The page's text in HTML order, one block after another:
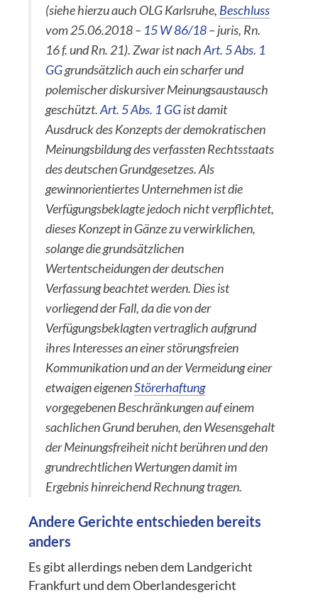
(siehe hierzu auch OLG Karlsruhe, Beschluss
vom 25.06.2018 – 15 W 86/18– juris, Rn.
16 f. und Rn. 21). Zwar ist nachArt. 5 Abs. 1
GGgrundsätzlich auch ein scharfer und
polemischer diskursiver Meinungsaustausch
geschützt.Art. 5 Abs. 1 GGist damit
Ausdruck des Konzepts der demokratischen
Meinungsbildung des verfassten Rechtsstaats
des deutschen Grundgesetzes. Als
gewinnorientiertes Unternehmen ist die
Verfügungsbeklagte jedoch nicht verpflichtet,
dieses Konzept in Gänze zu verwirklichen,
solange die grundsätzlichen
Wertentscheidungen der deutschen
Verfassung beachtet werden. Dies ist
vorliegend der Fall, da die von der
Verfügungsbeklagten vertraglich aufgrund
ihres Interesses an einer störungsfreien
Kommunikation und an der Vermeidung einer
etwaigen eigenenStörerhaftung
vorgegebenen Beschränkungen auf einem
sachlichen Grund beruhen, den Wesensgehalt
der Meinungsfreiheit nicht berühren und den
grundrechtlichen Wertungen damit im
Ergebnis hinreichend Rechnung tragen.
Andere Gerichte entschieden bereits
anders
Es gibt allerdings neben dem Landgericht
Frankfurt und dem Oberlandesgericht